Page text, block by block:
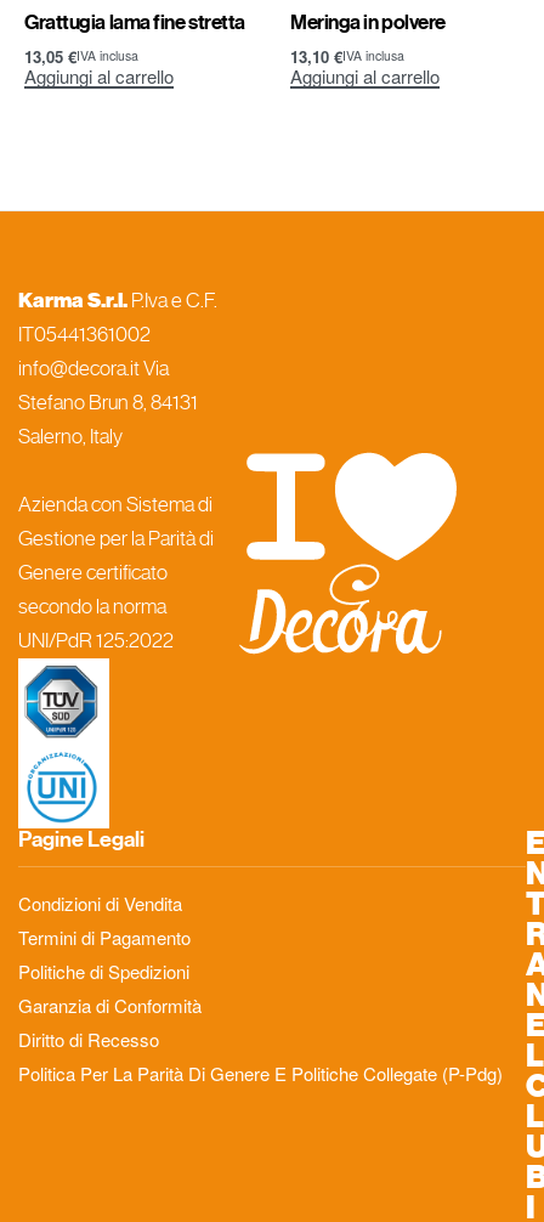
Grattugia lama fine stretta
13,05 €IVA inclusa
Aggiungi al carrello
Meringa in polvere
13,10 €IVA inclusa
Aggiungi al carrello
Karma S.r.l. P.Iva e C.F.
IT05441361002
info@decora.it Via
Stefano Brun 8, 84131
Salerno, Italy
Azienda con Sistema di
Gestione per la Parità di
Genere certificato
secondo la norma
UNI/PdR 125:2022
Pagine Legali
Condizioni di Vendita
Termini di Pagamento
Politiche di Spedizioni
Garanzia di Conformità
Diritto di Recesso
Politica Per La Parità Di Genere E Politiche Collegate (P-Pdg)
L
L
I